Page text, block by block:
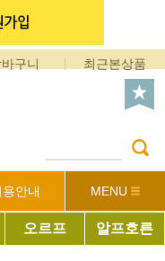
구니 최근본상품
용안내 MENU
오르프 알프호른